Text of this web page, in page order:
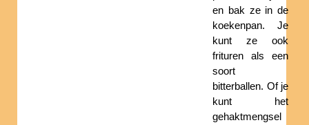
en bak ze in de
koekenpan. Je
kunt ze ook
frituren als een
soort
bitterballen. Of je
kunt het
gehaktmengsel